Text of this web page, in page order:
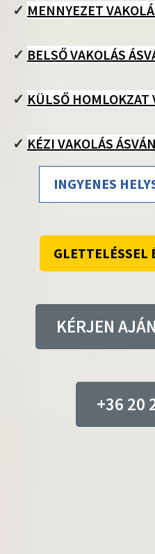
✓ MENNYEZET
✓ BELSŐ VAKOLÁS
✓ KÜLSŐ HOMLOKZAT
✓ KÉZI VAKOLÁS
INGYENES
GLETTELÉSSEL
KÉRJEN
+36 20